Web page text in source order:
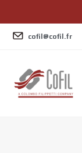
cofil@cofil.fr